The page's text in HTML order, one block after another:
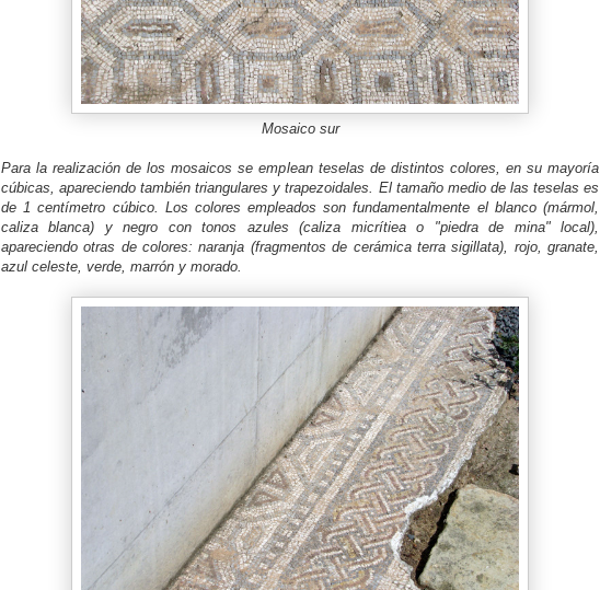
Mosaico sur
Para la realización de los mosaicos se emplean teselas de distintos colores, en su mayoría
cúbicas, apareciendo también triangulares y trapezoidales. El tamaño medio de las teselas es
de 1 centímetro cúbico. Los colores empleados son fundamentalmente el blanco (mármol,
caliza blanca) y negro con tonos azules (caliza micrítiea o "piedra de mina" local),
apareciendo otras de colores: naranja (fragmentos de cerámica terra sigillata), rojo, granate,
azul celeste, verde, marrón y morado.